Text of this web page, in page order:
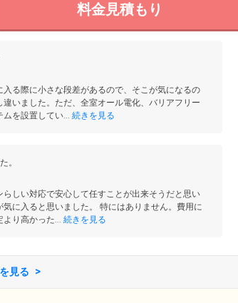
料金見積もり
る際に小さな段差があるので、そこが気になるの
いました。ただ、全室オール電化、バリアフリー
を設置してい... 続きを見る
。
しい対応で安心して任すことが出来そうだと思い
に入ると思いました。 特にはありません。費用に
り高かった... 続きを見る
見る